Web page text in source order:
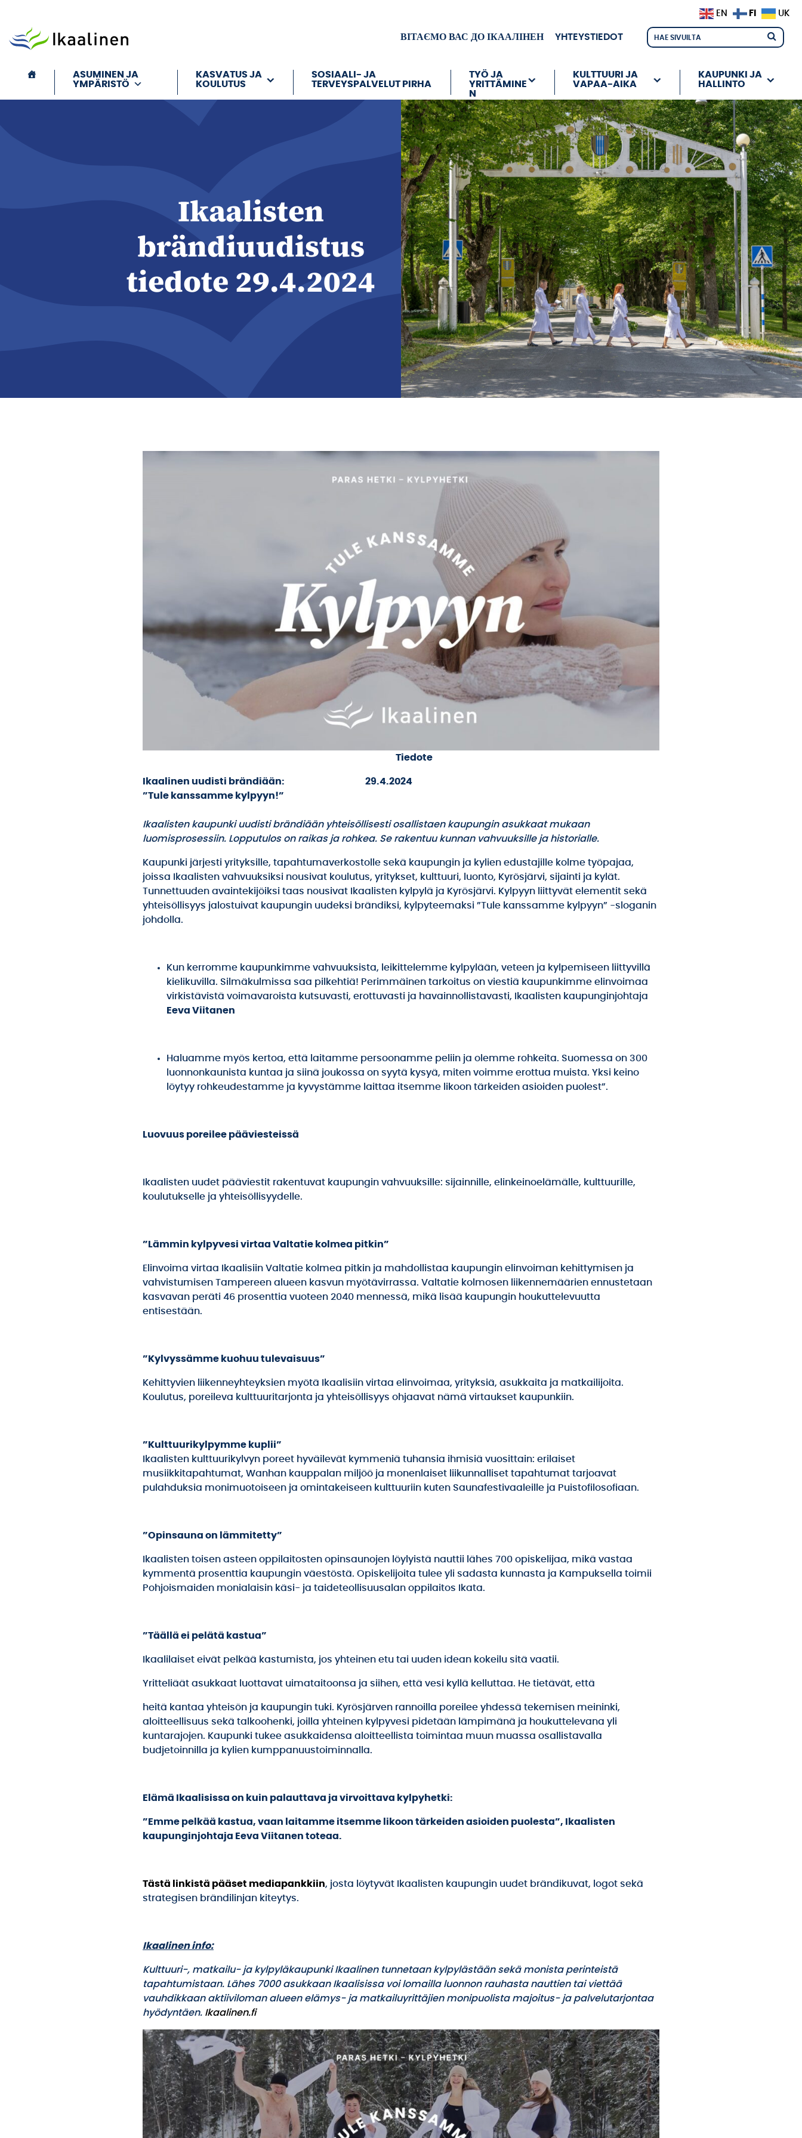
ВІТАЄМО ВАС ДО ІКААЛІНЕН YHTEYSTIEDOT
ASUMINEN JA
YMPÄRISTÖ
KASVATUS JA
KOULUTUS
SOSIAALI- JA
TERVEYSPALVELUT PIRHA
TYÖ JA
YRITTÄMINE
N
KULTTUURI JA
VAPAA-AIKA
KAUPUNKI JA
HALLINTO
Ikaalisten
brändiuudistus
tiedote 29.4.2024
Tiedote
Ikaalinen uudisti brändiään:
29.4.2024
”Tule kanssamme kylpyyn!”
Ikaalisten kaupunki uudisti brändiään yhteisöllisesti osallistaen kaupungin asukkaat mukaan
luomisprosessiin. Lopputulos on raikas ja rohkea. Se rakentuu kunnan vahvuuksille ja historialle.
Kaupunki järjesti yrityksille, tapahtumaverkostolle sekä kaupungin ja kylien edustajille kolme työpajaa,
joissa Ikaalisten vahvuuksiksi nousivat koulutus, yritykset, kulttuuri, luonto, Kyrösjärvi, sijainti ja kylät.
Tunnettuuden avaintekijöiksi taas nousivat Ikaalisten kylpylä ja Kyrösjärvi. Kylpyyn liittyvät elementit sekä
yhteisöllisyys jalostuivat kaupungin uudeksi brändiksi, kylpyteemaksi ”Tule kanssamme kylpyyn” -sloganin
johdolla.
Kun kerromme kaupunkimme vahvuuksista, leikittelemme kylpylään, veteen ja kylpemiseen liittyvillä
kielikuvilla. Silmäkulmissa saa pilkehtiä! Perimmäinen tarkoitus on viestiä kaupunkimme elinvoimaa
virkistävistä voimavaroista kutsuvasti, erottuvasti ja havainnollistavasti, Ikaalisten kaupunginjohtaja
Eeva Viitanen
Haluamme myös kertoa, että laitamme persoonamme peliin ja olemme rohkeita. Suomessa on 300
luonnonkaunista kuntaa ja siinä joukossa on syytä kysyä, miten voimme erottua muista. Yksi keino
löytyy rohkeudestamme ja kyvystämme laittaa itsemme likoon tärkeiden asioiden puolest”.
Luovuus poreilee pääviesteissä
Ikaalisten uudet pääviestit rakentuvat kaupungin vahvuuksille: sijainnille, elinkeinoelämälle, kulttuurille,
koulutukselle ja yhteisöllisyydelle.
”Lämmin kylpyvesi virtaa Valtatie kolmea pitkin”
Elinvoima virtaa Ikaalisiin Valtatie kolmea pitkin ja mahdollistaa kaupungin elinvoiman kehittymisen ja
vahvistumisen Tampereen alueen kasvun myötävirrassa. Valtatie kolmosen liikennemäärien ennustetaan
kasvavan peräti 46 prosenttia vuoteen 2040 mennessä, mikä lisää kaupungin houkuttelevuutta
entisestään.
”Kylvyssämme kuohuu tulevaisuus”
Kehittyvien liikenneyhteyksien myötä Ikaalisiin virtaa elinvoimaa, yrityksiä, asukkaita ja matkailijoita.
Koulutus, poreileva kulttuuritarjonta ja yhteisöllisyys ohjaavat nämä virtaukset kaupunkiin.
”Kulttuurikylpymme kuplii”
Ikaalisten kulttuurikylvyn poreet hyväilevät kymmeniä tuhansia ihmisiä vuosittain: erilaiset
musiikkitapahtumat, Wanhan kauppalan miljöö ja monenlaiset liikunnalliset tapahtumat tarjoavat
pulahduksia monimuotoiseen ja omintakeiseen kulttuuriin kuten Saunafestivaaleille ja Puistofilosofiaan.
”Opinsauna on lämmitetty”
Ikaalisten toisen asteen oppilaitosten opinsaunojen löylyistä nauttii lähes 700 opiskelijaa, mikä vastaa
kymmentä prosenttia kaupungin väestöstä. Opiskelijoita tulee yli sadasta kunnasta ja Kampuksella toimii
Pohjoismaiden monialaisin käsi- ja taideteollisuusalan oppilaitos Ikata.
”Täällä ei pelätä kastua”
Ikaalilaiset eivät pelkää kastumista, jos yhteinen etu tai uuden idean kokeilu sitä vaatii.
Yritteliäät asukkaat luottavat uimataitoonsa ja siihen, että vesi kyllä kelluttaa. He tietävät, että
heitä kantaa yhteisön ja kaupungin tuki. Kyrösjärven rannoilla poreilee yhdessä tekemisen meininki,
aloitteellisuus sekä talkoohenki, joilla yhteinen kylpyvesi pidetään lämpimänä ja houkuttelevana yli
kuntarajojen. Kaupunki tukee asukkaidensa aloitteellista toimintaa muun muassa osallistavalla
budjetoinnilla ja kylien kumppanuustoiminnalla.
Elämä Ikaalisissa on kuin palauttava ja virvoittava kylpyhetki:
”Emme pelkää kastua, vaan laitamme itsemme likoon tärkeiden asioiden puolesta”, Ikaalisten
kaupunginjohtaja Eeva Viitanen toteaa.
Tästä linkistä pääset mediapankkiin, josta löytyvät Ikaalisten kaupungin uudet brändikuvat, logot sekä
strategisen brändilinjan kiteytys.
Ikaalinen info:
Kulttuuri-, matkailu- ja kylpyläkaupunki Ikaalinen tunnetaan kylpylästään sekä monista perinteistä
tapahtumistaan. Lähes 7000 asukkaan Ikaalisissa voi lomailla luonnon rauhasta nauttien tai viettää
vauhdikkaan aktiiviloman alueen elämys- ja matkailuyrittäjien monipuolista majoitus- ja palvelutarjontaa
hyödyntäen. Ikaalinen.fi
EN FI UK